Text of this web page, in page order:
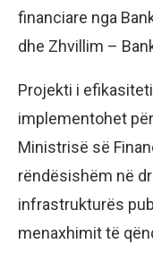
financiare nga
dhe Zhvillim –
Projekti i
implementohet
Ministrisë së
rëndësishëm në
infrastrukturës
menaxhimit të